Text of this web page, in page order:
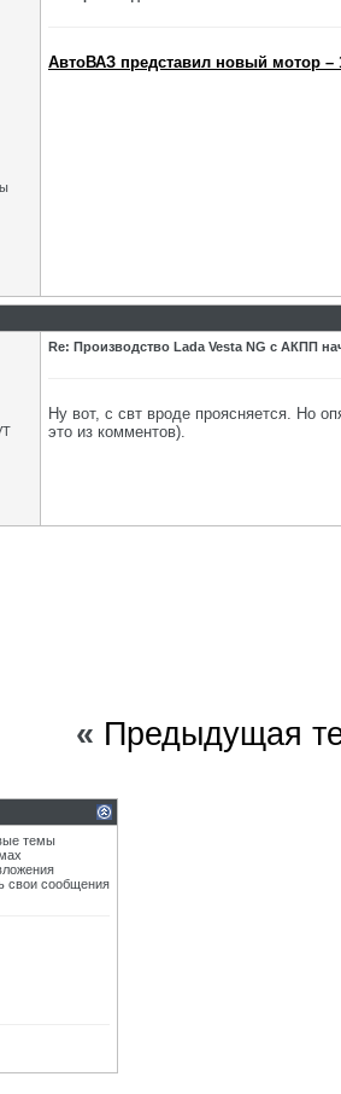
АвтоВАЗ представил новый мотор –
Re: Производство Lada Vesta NG с АКПП
Ну вот, с свт вроде проясняется. Но
это из комментов).
« Предыдущая
темы
свои сообщения